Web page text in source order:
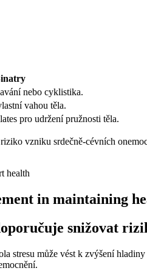
nebo cyklistika.
vahou těla.
pro udržení pružnosti těla.
vzniku srdečně-cévních
in maintaining
snižovat
stresu může vést k zvýšení